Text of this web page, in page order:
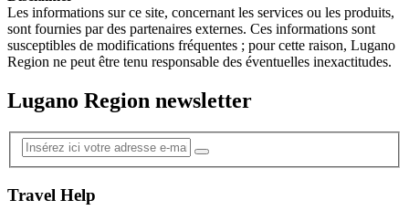
Les informations sur ce site, concernant les services ou les produits,
sont fournies par des partenaires externes. Ces informations sont
susceptibles de modifications fréquentes ; pour cette raison, Lugano
Region ne peut être tenu responsable des éventuelles inexactitudes.
Lugano Region newsletter
Travel Help